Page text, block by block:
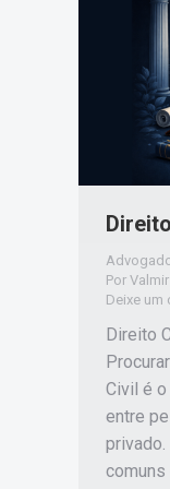
Por
Deixe um
Direito
Civil é
entre
comuns